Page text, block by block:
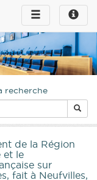
Toggle
infos
Toggle
navigation
recherche
de la Région
et le
sur
fait à Neufvilles,